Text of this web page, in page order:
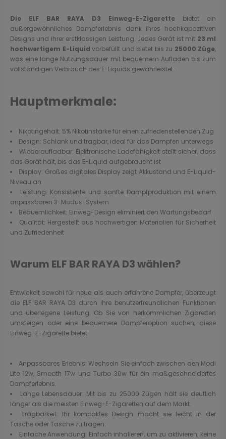
Die ELF BAR RAYA D3 Einweg-E-Zigarette bietet ein
außergewöhnliches Dampferlebnis dank ihres hochkapazitiven
Designs und ihrer erstklassigen Leistung. Jedes Gerät ist mit 23 ml
hochwertigem E-Liquid vorbefüllt und bietet bis zu 25000 Züge,
was eine lange Nutzungsdauer mit bequemem Aufladen bis zum
vollständigen Verbrauch des E-Liquids gewährleistet.
Hauptmerkmale:
Nikotingehalt: 5% Nikotinstärke für einen zufriedenstellenden Zug
Design: Schlank und tragbar, ideal für das Dampfen unterwegs
Wiederaufladbar: Elektronische Ladefähigkeit stellt sicher, dass
das Gerät hält, bis das E-Liquid aufgebraucht ist
Display: Großes digitales Display zeigt Akkustand und E-Liquid-
Niveau an
Leistung: Konsistente und sanfte Dampfproduktion mit einem
anpassbaren 3-Modus-System
Bequemlichkeit: Einweg-Design eliminiert den Wartungsbedarf
Qualität: Hergestellt aus hochwertigen Materialien für Sicherheit
und Zufriedenheit
Warum ELF BAR RAYA D3 wählen?
Entwickelt sowohl für neue als auch erfahrene Dampfer, überzeugt
die ELF BAR RAYA D3 durch ihre benutzerfreundlichen Funktionen
und überlegene Leistung. Ob Sie von herkömmlichen Zigaretten
umsteigen oder eine bequemere Dampferoption suchen, diese
Einweg-E-Zigarette bietet:
Anpassbares Erlebnis: Wechseln Sie einfach zwischen den Modi
Lite 12w, Smooth 17w und Turbo 30w für ein maßgeschneidertes
Dampferlebnis.
Lange Lebensdauer: Mit bis zu 25000 Zügen hält sie deutlich
länger als die meisten Einweg-E-Zigaretten auf dem Markt.
Tragbarkeit: Ihr kompaktes Design macht sie leicht in der
Tasche oder Tasche zu tragen.
Einfache Anwendung: Einfach inhalieren, um zu aktivieren; keine